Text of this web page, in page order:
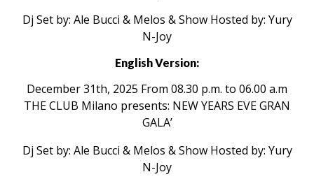
Dj Set by: Ale Bucci & Melos & Show Hosted by: Yury
N-Joy
English Version:
December 31th, 2025 From 08.30 p.m. to 06.00 a.m
THE CLUB Milano presents: NEW YEARS EVE GRAN
GALA’
Dj Set by: Ale Bucci & Melos & Show Hosted by: Yury
N-Joy